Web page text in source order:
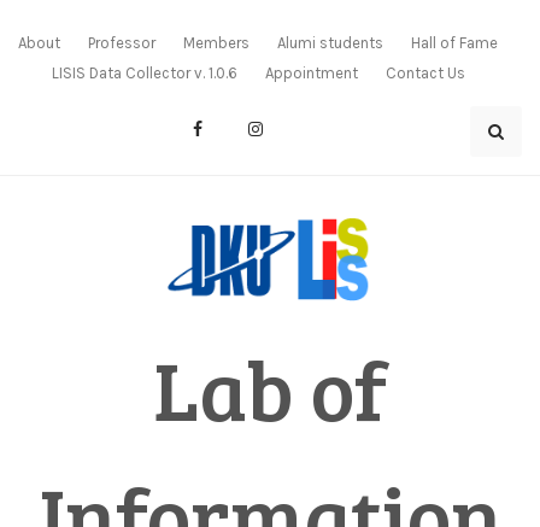
content
About Professor Members Alumi students
Hall of Fame
LISIS Data Collector v. 1.0.6
Appointment Contact Us
Lab of